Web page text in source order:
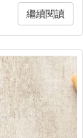
繼續閱讀